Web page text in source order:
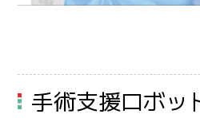
手術支援ロボッ